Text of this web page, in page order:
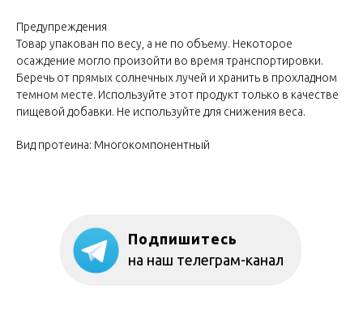
Предупреждения
Товар упакован по весу, а не по объему. Некоторое
осаждение могло произойти во время транспортировки.
Беречь от прямых солнечных лучей и хранить в прохладном
темном месте. Используйте этот продукт только в качестве
пищевой добавки. Не используйте для снижения веса.
Вид протеина: Многокомпонентный
Подпишитесь
на наш телеграм-канал